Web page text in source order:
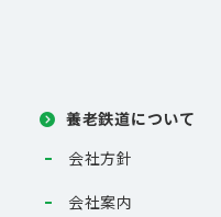
養老鉄道について
会社方針
会社案内